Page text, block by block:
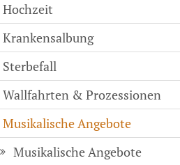
Hochzeit
Krankensalbung
Sterbefall
Wallfahrten & Prozessionen
Musikalische Angebote
Musikalische Angebote